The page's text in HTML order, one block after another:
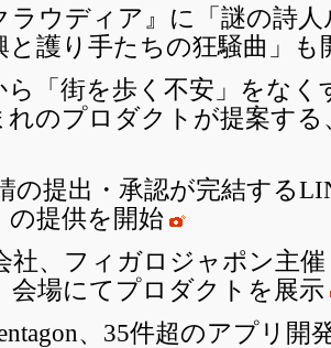
ラウディア』に「謎の詩
と護り手たちの狂騒曲」も
ら「街を歩く不安」をな
れのプロダクトが提案す
の提出・承認が完結する
の提供を開始
社、フィガロジャポン主
会場にてプロダクトを展示
、35件超のアプリ開